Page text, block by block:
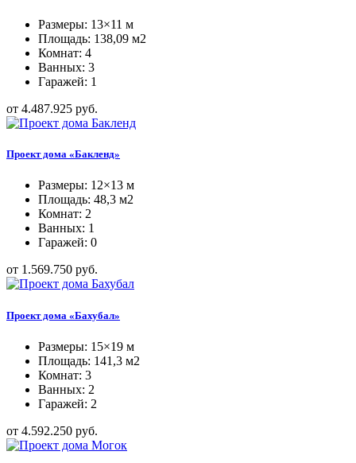
Размеры: 13×11 м
Площадь: 138,09 м2
Комнат: 4
Ванных: 3
Гаражей: 1
от 4.487.925 руб.
Проект дома «Бакленд»
Размеры: 12×13 м
Площадь: 48,3 м2
Комнат: 2
Ванных: 1
Гаражей: 0
от 1.569.750 руб.
Проект дома «Бахубал»
Размеры: 15×19 м
Площадь: 141,3 м2
Комнат: 3
Ванных: 2
Гаражей: 2
от 4.592.250 руб.